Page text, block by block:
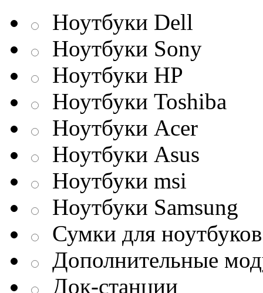
Ноутбуки Dell
Ноутбуки Sony
Ноутбуки HP
Ноутбуки Toshiba
Ноутбуки Acer
Ноутбуки Asus
Ноутбуки msi
Ноутбуки Samsung
Сумки для ноутбуков
Дополнительные
Док-станции